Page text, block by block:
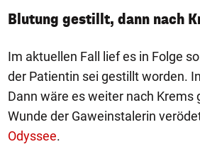
Blutung gestillt, dann nach
Im aktuellen Fall lief es in Folge
der Patientin sei gestillt worden.
Dann wäre es weiter nach Krems
Wunde der Gaweinstalerin
Odyssee.